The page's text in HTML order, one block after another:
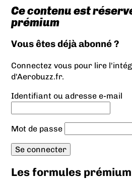
Ce contenu est
prémium
Vous êtes déjà abonné ?
Connectez vous pour lire
d'Aerobuzz.fr.
Identifiant ou adresse e-mail
Mot de passe
Les formules prémium